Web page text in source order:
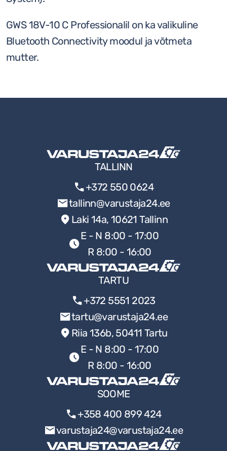
GWS 18V-10 C Professionalil on ka valikuline
Bluetooth Connectivity moodul ja võtmeta
mutter.
TALLINN
+372 550 0624
tallinn@varustaja24.ee
Laki 14a, 10621 Tallinn
E - N 8:00 - 17:00
R 8:00 - 16:00
TARTU
+372 5551 2023
tartu@varustaja24.ee
Riia 136b, 50411 Tartu
E - N 8:00 - 17:00
R 8:00 - 16:00
SOOME
+358 400 899 424
varustaja24@varustaja24.ee